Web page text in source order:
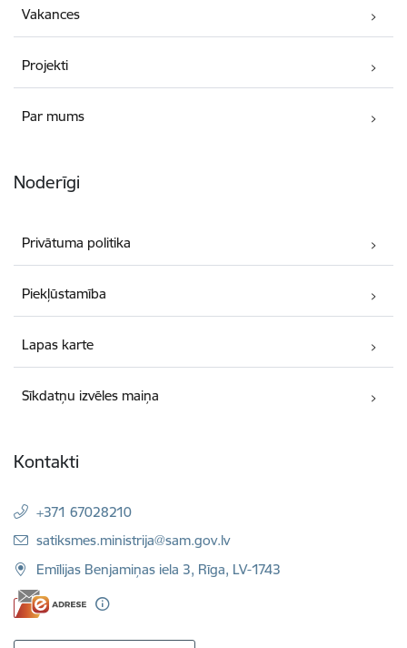
Vakances
Projekti
Par mums
Noderīgi
Privātuma politika
Piekļūstamība
Lapas karte
Sīkdatņu izvēles maiņa
Kontakti
+371 67028210
E-pasts:
satiksmes.ministrija@sam.gov.lv
Emīlijas Benjamiņas iela 3, Rīga, LV-1743